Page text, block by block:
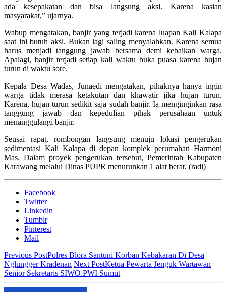
ada kesepakatan dan bisa langsung aksi. Karena kasian
masyarakat,” ujarnya.
Wabup mengatakan, banjir yang terjadi karena luapan Kali Kalapa
saat ini butuh aksi. Bukan lagi saling menyalahkan. Karena semua
harus menjadi tanggung jawab bersama demi kebaikan warga.
Apalagi, banjir terjadi setiap kali waktu buka puasa karena hujan
turun di waktu sore.
Kepala Desa Wadas, Junaedi mengatakan, pihaknya hanya ingin
warga tidak merasa ketakutan dan khawatir jika hujan turun.
Karena, hujan turun sedikit saja sudah banjir. Ia menginginkan rasa
tanggung jawab dan kepedulian pihak perusahaan untuk
menanggulangi banjir.
Seusai rapat, rombongan langsung menuju lokasi pengerukan
sedimentasi Kali Kalapa di depan komplek perumahan Harmoni
Mas. Dalam proyek pengerukan tersebut, Pemerintah Kabupaten
Karawang melalui Dinas PUPR menurunkan 1 alat berat. (radi)
Facebook
Twitter
Linkedin
Tumblr
Pinterest
Mail
Previous PostPolres Blora Santuni Korban Kebakaran Di Desa
Nglungger Kradenan Next PostKetua Pewarta Jenguk Wartawan
Senior Sekretaris SIWO PWI Sumut